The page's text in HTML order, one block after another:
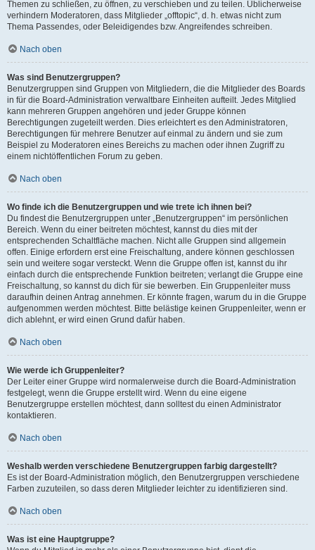
Themen zu schließen, zu öffnen, zu verschieben und zu teilen. Üblicherweise
verhindern Moderatoren, dass Mitglieder „offtopic“, d. h. etwas nicht zum
Thema Passendes, oder Beleidigendes bzw. Angreifendes schreiben.
Nach oben
Was sind Benutzergruppen?
Benutzergruppen sind Gruppen von Mitgliedern, die die Mitglieder des Boards
in für die Board-Administration verwaltbare Einheiten aufteilt. Jedes Mitglied
kann mehreren Gruppen angehören und jeder Gruppe können
Berechtigungen zugeteilt werden. Dies erleichtert es den Administratoren,
Berechtigungen für mehrere Benutzer auf einmal zu ändern und sie zum
Beispiel zu Moderatoren eines Bereichs zu machen oder ihnen Zugriff zu
einem nichtöffentlichen Forum zu geben.
Nach oben
Wo finde ich die Benutzergruppen und wie trete ich ihnen bei?
Du findest die Benutzergruppen unter „Benutzergruppen“ im persönlichen
Bereich. Wenn du einer beitreten möchtest, kannst du dies mit der
entsprechenden Schaltfläche machen. Nicht alle Gruppen sind allgemein
offen. Einige erfordern erst eine Freischaltung, andere können geschlossen
sein und weitere sogar versteckt. Wenn die Gruppe offen ist, kannst du ihr
einfach durch die entsprechende Funktion beitreten; verlangt die Gruppe eine
Freischaltung, so kannst du dich für sie bewerben. Ein Gruppenleiter muss
daraufhin deinen Antrag annehmen. Er könnte fragen, warum du in die Gruppe
aufgenommen werden möchtest. Bitte belästige keinen Gruppenleiter, wenn er
dich ablehnt, er wird einen Grund dafür haben.
Nach oben
Wie werde ich Gruppenleiter?
Der Leiter einer Gruppe wird normalerweise durch die Board-Administration
festgelegt, wenn die Gruppe erstellt wird. Wenn du eine eigene
Benutzergruppe erstellen möchtest, dann solltest du einen Administrator
kontaktieren.
Nach oben
Weshalb werden verschiedene Benutzergruppen farbig dargestellt?
Es ist der Board-Administration möglich, den Benutzergruppen verschiedene
Farben zuzuteilen, so dass deren Mitglieder leichter zu identifizieren sind.
Nach oben
Was ist eine Hauptgruppe?